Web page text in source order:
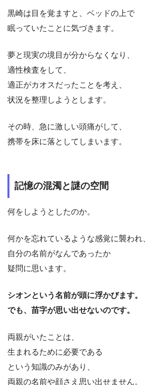
黒崎は目を覚ますと、ベッドの上で
眠っていたことに気づきます。
夢と現実の境目が分からなくなり、
適性検査をして、
適正がカオスだったことを考え、
状況を整理しようとします。
その時、急に激しい頭痛がして、
携帯を床に落としてしまいます。
記憶の混濁と謎の空間
何をしようとしたのか。
何かを忘れているような感覚に襲われ、
自分の名前がなんであったか
疑問に思います。
シオンという名前が頭に浮かびます。
でも、苗字が思い出せないのです。
両親がいたことは、
生まれるために必要である
という知識のみがあり、
両親の名前や顔さえ思い出せません。